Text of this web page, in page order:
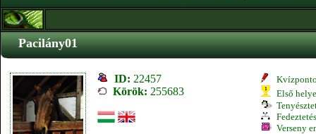
Pacilány01
ID: 22457
Körök: 255683
Első
Verseny